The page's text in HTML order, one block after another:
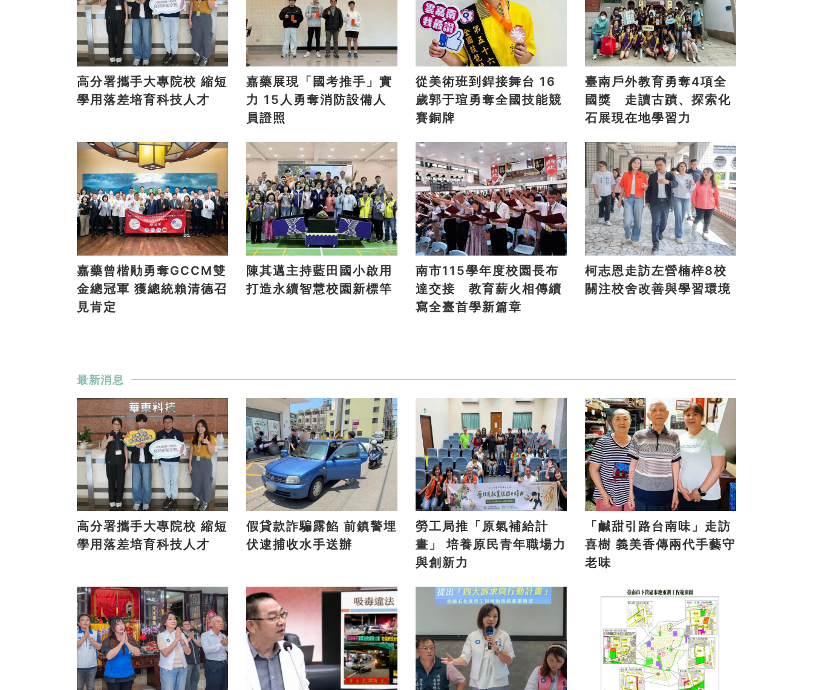
高分署攜手大專院校 縮短
學用落差培育科技人才
嘉藥展現「國考推手」實
力 15人勇奪消防設備人
員證照
從美術班到銲接舞台 16
歲郭于瑄勇奪全國技能競
賽銅牌
臺南戶外教育勇奪4項全
國獎 走讀古蹟、探索化
石展現在地學習力
嘉藥曾楷勛勇奪GCCM雙
金總冠軍 獲總統賴清德召
見肯定
陳其邁主持藍田國小啟用
打造永續智慧校園新標竿
南市115學年度校園長布
達交接 教育薪火相傳續
寫全臺首學新篇章
柯志恩走訪左營楠梓8校
關注校舍改善與學習環境
最新消息
高分署攜手大專院校 縮短
學用落差培育科技人才
假貸款詐騙露餡 前鎮警埋
伏逮捕收水手送辦
勞工局推「原氣補給計
畫」 培養原民青年職場力
與創新力
「鹹甜引路台南味」走訪
喜樹 義美香傳兩代手藝守
老味